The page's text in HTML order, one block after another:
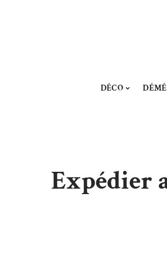
DÉCO
Expédier